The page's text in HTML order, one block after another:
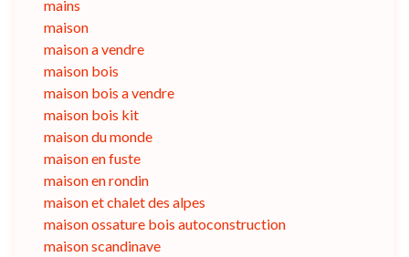
mains
maison
maison a vendre
maison bois
maison bois a vendre
maison bois kit
maison du monde
maison en fuste
maison en rondin
maison et chalet des alpes
maison ossature bois autoconstruction
maison scandinave